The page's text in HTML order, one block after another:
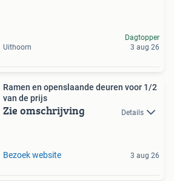
Uithoorn
Dagtopper
3 aug 26
Ramen en openslaande deuren voor 1/2
van de prijs
Zie omschrijving Details
Bezoek website 3 aug 26